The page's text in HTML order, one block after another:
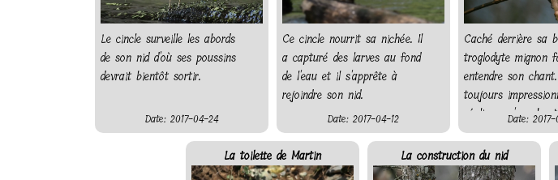
Le cincle surveille les abords
de son nid d'où ses poussins
devrait bientôt sortir.
Date: 2017-04-24
Ce cincle nourrit sa nichée. Il
a capturé des larves au fond
de l'eau et il s'apprête à
rejoindre son nid.
Date: 2017-04-12
Caché derrière sa
troglodyte mignon
entendre son
toujours
réaliser qu'un
puissant sort d'un
aussi petit...
Date:
La toilette de Martin La construction du nid